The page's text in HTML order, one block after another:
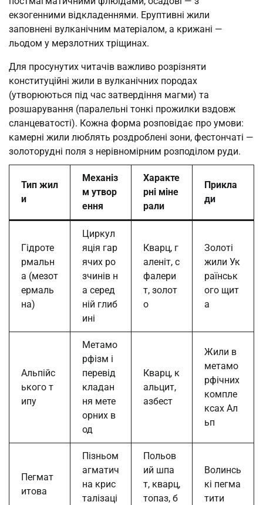
екзогенними відкладеннями. Еруптивні жили
заповнені вулканічним матеріалом, а крижані —
льодом у мерзлотних тріщинах.
Для просунутих читачів важливо розрізняти
конституційні жили в вулканічних породах
(утворюються під час затвердіння магми) та
розшарування (паралельні тонкі прожилки вздовж
сланцеватості). Кожна форма розповідає про умови:
камерні жили люблять роздроблені зони, фестончаті —
золоторудні поля з нерівномірним розподілом руди.
Тип жил
и
Механіз
м утвор
ення
Характе
рні міне
рали
Прикла
ди
Гідроте
рмальн
а (мезот
ермаль
на)
Циркул
яція гар
ячих ро
зчинів н
а серед
ній глиб
ині
Кварц, г
аленіт, с
фалери
т, золот
о
Золоті
жили Ук
раїнськ
ого щит
а
Альпійс
ького т
ипу
Метамо
рфізм і
перевід
кладан
ня мете
орних в
од
Кварц, к
альцит,
азбест
Жили в
метамо
рфічних
компле
ксах Ал
ьп
Пегмат
итова
Пізньом
агматич
на крис
талізаці
Польов
ий шпа
т, кварц,
топаз, б
Волинсь
кі пегма
тити